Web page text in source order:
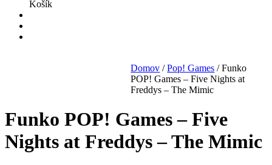
Košík
Domov / Pop! Games /Funko
POP! Games – Five Nights at
Freddys – The Mimic
Funko POP! Games – Five
Nights at Freddys – The Mimic